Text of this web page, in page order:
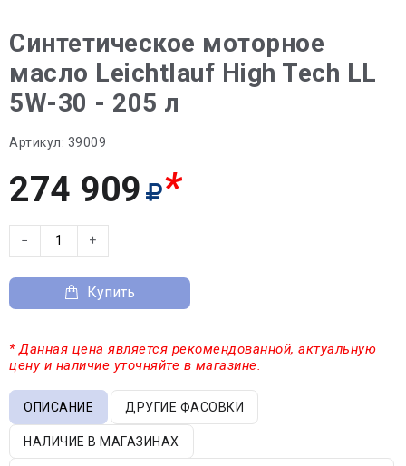
Синтетическое моторное
масло Leichtlauf High Tech LL
5W-30 - 205 л
Артикул: 39009
274 909 *
− +
Купить
* Данная цена является рекомендованной, актуальную
цену и наличие уточняйте в магазине.
ОПИСАНИЕ ДРУГИЕ ФАСОВКИ
НАЛИЧИЕ В МАГАЗИНАХ